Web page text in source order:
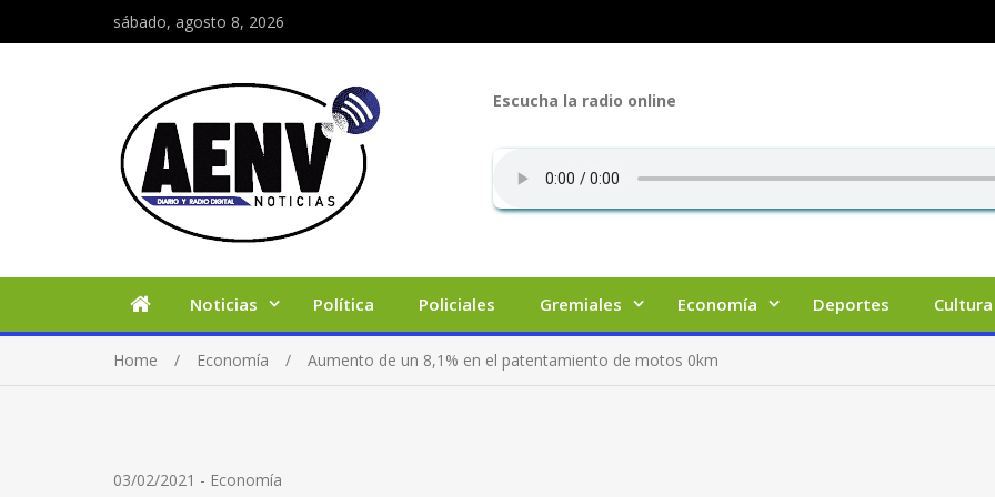
sábado, agosto 8, 2026
Escucha la radio online
Noticias Política Policiales Gremiales Economía Deportes Cultura
Home Economía Aumento de un 8,1% en el patentamiento de motos 0km
03/02/2021 - Economía